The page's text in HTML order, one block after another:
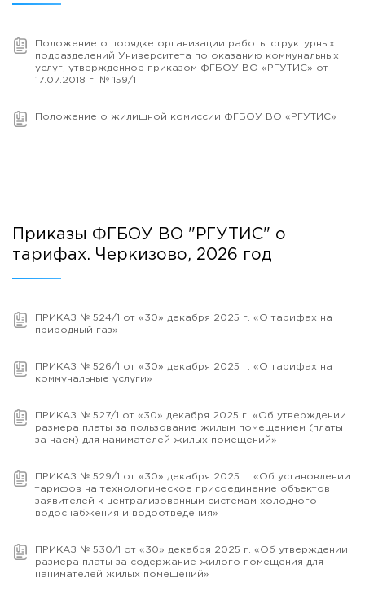
Общежитие / Кампус РГУТИС
Contacts
Additional education
Competition of teaching staff
ORDER A CALLBACK
99 Glavnaya Street, dp.Cherkizovo, Urban district Pushkinsky,
E-MAIL
obrashenia@rguts.ru
WORKING HOURS
Положение о порядке организации работы структурных
подразделений Университета по оказанию коммунальных
услуг, утвержденное приказом ФГБОУ ВО «РГУТИС» от
17.07.2018 г. № 159/1
Положение о жилищной комиссии ФГБОУ ВО «РГУТИС»
Приказы ФГБОУ ВО "РГУТИС" о
тарифах. Черкизово, 2026 год
ПРИКАЗ № 524/1 от «30» декабря 2025 г. «О тарифах на
природный газ»
ПРИКАЗ № 526/1 от «30» декабря 2025 г. «О тарифах на
коммунальные услуги»
ПРИКАЗ № 527/1 от «30» декабря 2025 г. «Об утверждении
размера платы за пользование жилым помещением (платы
за наем) для нанимателей жилых помещений»
ПРИКАЗ № 529/1 от «30» декабря 2025 г. «Об установлении
тарифов на технологическое присоединение объектов
заявителей к централизованным системам холодного
водоснабжения и водоотведения»
ПРИКАЗ № 530/1 от «30» декабря 2025 г. «Об утверждении
размера платы за содержание жилого помещения для
нанимателей жилых помещений»